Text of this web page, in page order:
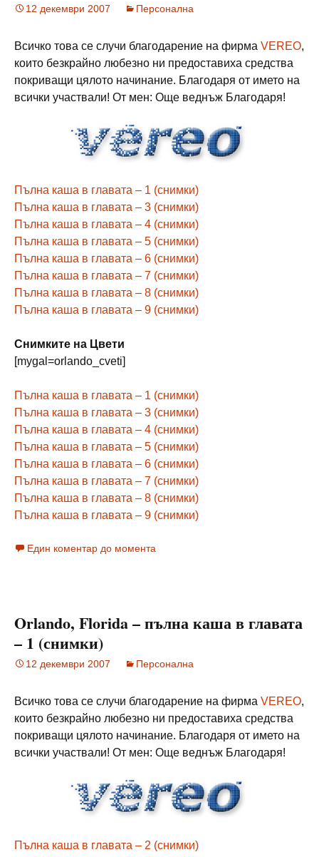
12 декември 2007 Персонална
Всичко това се случи благодарение на фирма VEREO,
които безкрайно любезно ни предоставиха средства
покриващи цялото начинание. Благодаря от името на
всички участвали! От мен: Още веднъж Благодаря!
Пълна каша в главата – 1 (снимки)
Пълна каша в главата – 3 (снимки)
Пълна каша в главата – 4 (снимки)
Пълна каша в главата – 5 (снимки)
Пълна каша в главата – 6 (снимки)
Пълна каша в главата – 7 (снимки)
Пълна каша в главата – 8 (снимки)
Пълна каша в главата – 9 (снимки)
Снимките на Цвети
[mygal=orlando_cveti]
Пълна каша в главата – 1 (снимки)
Пълна каша в главата – 3 (снимки)
Пълна каша в главата – 4 (снимки)
Пълна каша в главата – 5 (снимки)
Пълна каша в главата – 6 (снимки)
Пълна каша в главата – 7 (снимки)
Пълна каша в главата – 8 (снимки)
Пълна каша в главата – 9 (снимки)
Един коментар до момента
Orlando, Florida – пълна каша в главата
– 1 (снимки)
12 декември 2007 Персонална
Всичко това се случи благодарение на фирма VEREO,
които безкрайно любезно ни предоставиха средства
покриващи цялото начинание. Благодаря от името на
всички участвали! От мен: Още веднъж Благодаря!
Пълна каша в главата – 2 (снимки)